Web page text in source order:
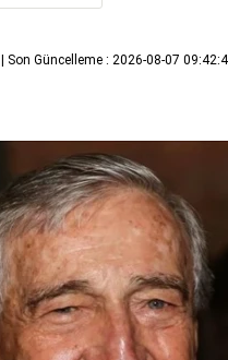
| Son Güncelleme : 2026-08-07